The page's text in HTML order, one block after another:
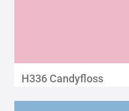
H336 Candyfloss